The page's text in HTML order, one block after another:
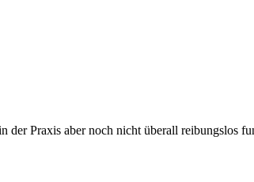
Praxis aber noch nicht überall reibungslos